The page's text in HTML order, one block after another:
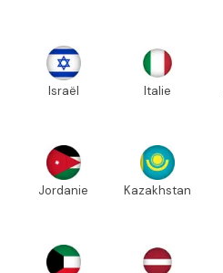
Israël Italie
Jordanie Kazakhstan